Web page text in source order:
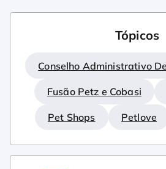
Tópicos
Conselho Administrativo
Econômica (cade)
Fusão Petz e Cobasi
Pet Shops Petlove